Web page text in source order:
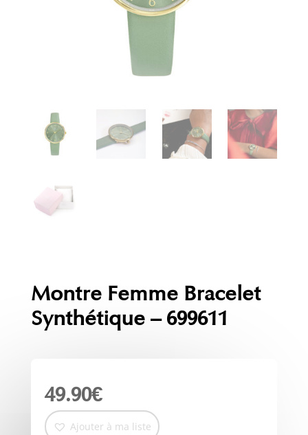
Montre Femme Bracelet
Synthétique – 699611
49.90€
Ajouter à ma liste